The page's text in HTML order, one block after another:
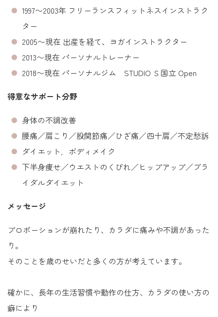
1997〜2003年 フリーランスフィットネスインストラク
ター
2005〜現在 出産を経て、ヨガインストラクター
2013〜現在 パーソナルトレーナー
2018〜現在 パーソナルジム STUDIO Ｓ国立 Open
得意なサポート分野
身体の不調改善
腰痛／肩こり／股関節痛／ひざ痛／四十肩／不定愁訴
ダイエット．ボディメイク
下半身痩せ／ウエストのくびれ／ヒップアップ／ブラ
イダルダイエット
メッセージ
プロポーションが崩れたり、カラダに痛みや不調があった
り。
そのことを歳のせいだと多くの方が考えています。
確かに、長年の生活習慣や動作の仕方、カラダの使い方の
癖により